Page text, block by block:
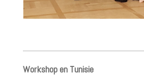
Workshop en Tunisie